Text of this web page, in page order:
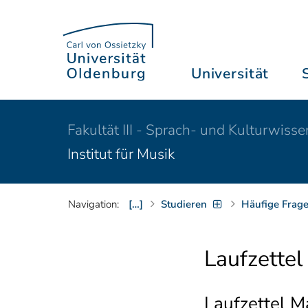
Universität
Fakultät III - Sprach- und
Institut für Musik
Navigation: […] Studieren Häufige
Laufzettel